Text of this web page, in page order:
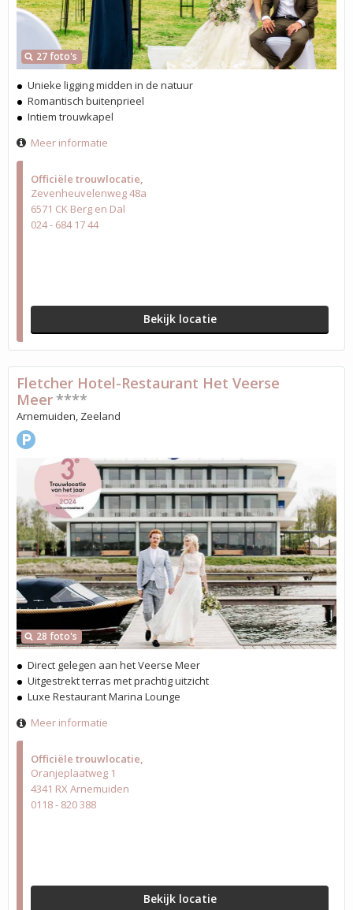
Officiële trouwlocatie
Zevenheuvelenweg 48a
6571 CK Berg en Dal
024 - 684 17 44
Bekijk locatie
27 foto's
Unieke ligging midden in de natuur
Romantisch buitenprieel
Intiem trouwkapel
Meer informatie
Officiële trouwlocatie
Oranjeplaatweg 1
4341 RX Arnemuiden
0118 - 820 388
Bekijk locatie
28 foto's
Fletcher Hotel-Restaurant Het Veerse
Meer ****
Arnemuiden, Zeeland
Direct gelegen aan het Veerse Meer
Uitgestrekt terras met prachtig uitzicht
Luxe Restaurant Marina Lounge
Meer informatie